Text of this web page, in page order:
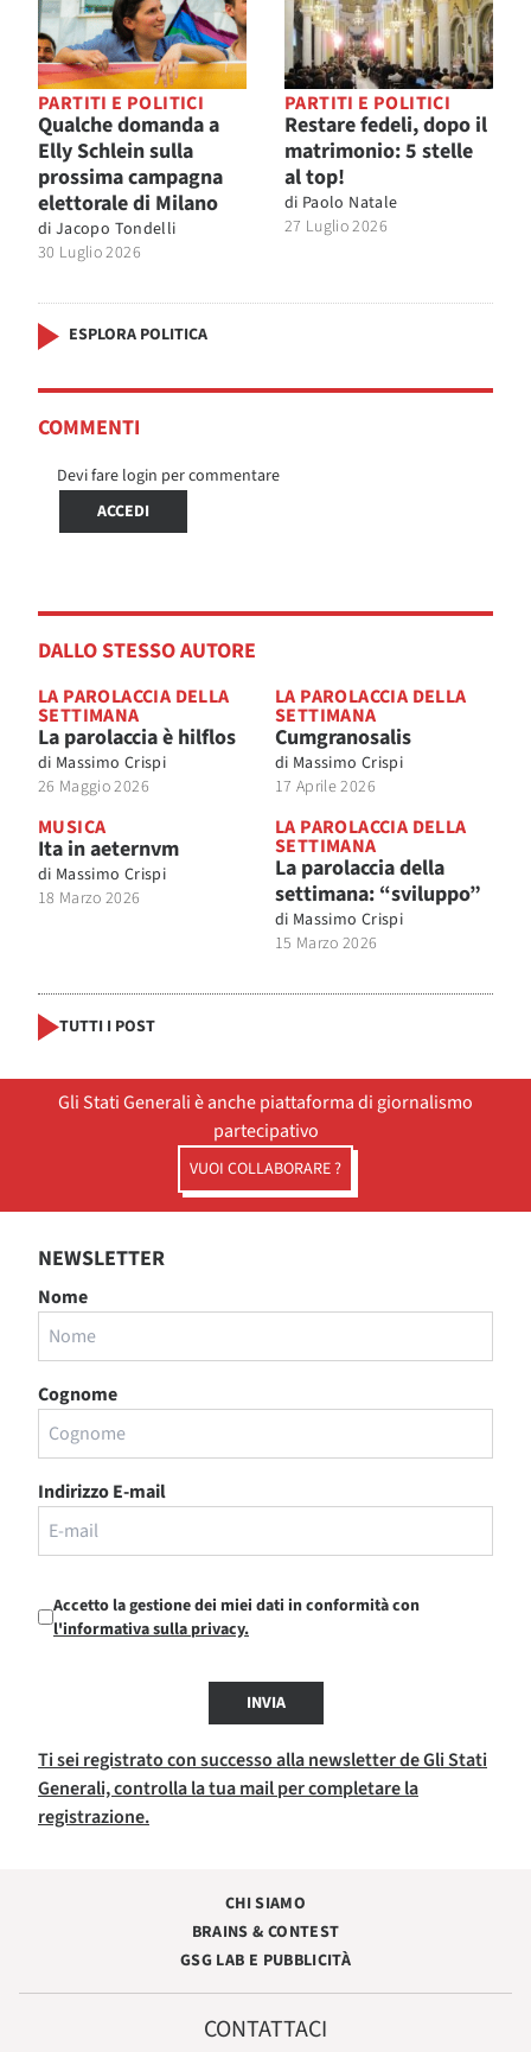
PARTITI E POLITICI
Qualche domanda a
Elly Schlein sulla
prossima campagna
elettorale di Milano
di Jacopo Tondelli
30 Luglio 2026
PARTITI E POLITICI
Restare fedeli, dopo il
matrimonio: 5 stelle
al top!
di Paolo Natale
27 Luglio 2026
ESPLORA POLITICA
COMMENTI
Devi fare login per commentare
ACCEDI
DALLO STESSO AUTORE
LA PAROLACCIA DELLA
SETTIMANA
La parolaccia è hilflos
di Massimo Crispi
26 Maggio 2026
LA PAROLACCIA DELLA
SETTIMANA
Cumgranosalis
di Massimo Crispi
17 Aprile 2026
MUSICA
Ita in aeternvm
di Massimo Crispi
18 Marzo 2026
LA PAROLACCIA DELLA
SETTIMANA
La parolaccia della
settimana: “sviluppo”
di Massimo Crispi
15 Marzo 2026
TUTTI I POST
Gli Stati Generali è anche piattaforma di giornalismo
partecipativo
VUOI COLLABORARE ?
NEWSLETTER
Nome
Cognome
Indirizzo E-mail
Accetto la gestione dei miei dati in conformità con
l'informativa sulla privacy.
INVIA
Ti sei registrato con successo alla newsletter de Gli Stati
Generali, controlla la tua mail per completare la
registrazione.
CHI SIAMO
BRAINS & CONTEST
GSG LAB E PUBBLICITÀ
CONTATTACI